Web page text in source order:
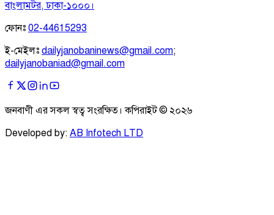
বাংলামটর, ঢাকা-১০০০।
ফোনঃ 02-44615293
ই-মেইলঃ dailyjanobaninews@gmail.com;
dailyjanobaniad@gmail.com
জনবাণী এর সকল স্বত্ব সংরক্ষিত। কপিরাইট © ২০২৬
Developed by: AB Infotech LTD